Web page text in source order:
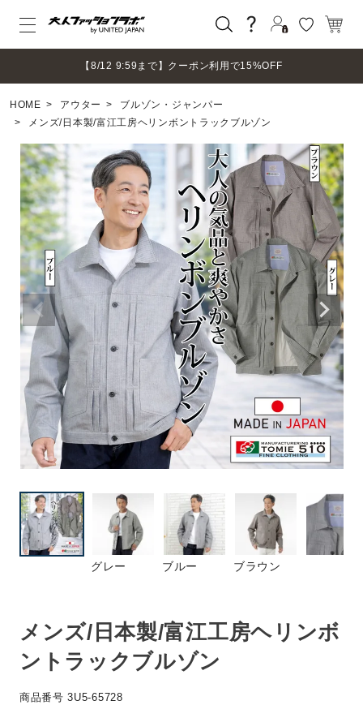
新規会員登録
【8/12 9:59まで】クーポン利用で15%OFF
HOME アウター
ブルゾン・ジャンパー
メンズ/日本製/富江工房ヘリンボントラックブルゾン
グレー ブルー ブラウン
メンズ/日本製/富江工房ヘリンボ
ントラックブルゾン
商品番号 3U5-65728